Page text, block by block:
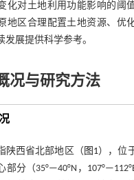
化对土地利用功能影响的阈
地区合理配置土地资源、优
发展提供科学参考。
况与研究方法
陕西省北部地区（ 图1），位
部分（35°—40°N，